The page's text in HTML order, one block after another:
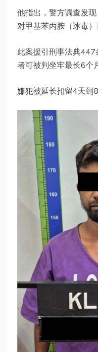
他指出，警方调查发
对甲基苯丙胺（冰毒）
此案援引刑事法典
者可被判坐牢最长6个
嫌犯被延长扣留4天到